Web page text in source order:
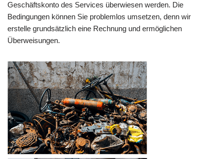
Geschäftskonto des Services überwiesen werden. Die
Bedingungen können Sie problemlos umsetzen, denn wir
erstelle grundsätzlich eine Rechnung und ermöglichen
Überweisungen.